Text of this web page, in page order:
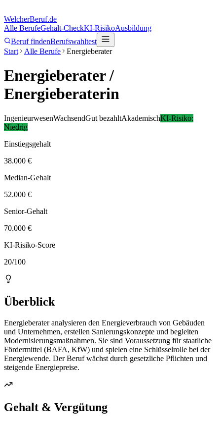
WelcherBeruf.de
Alle BerufeGehalt-CheckKI-RisikoAusbildung
Beruf findenBerufswahltest
Start
Alle Berufe Energieberater
Energieberater/
Energieberaterin
IngenieurwesenWachsendGut bezahltAkademischKI-Risiko:
Niedrig
Einstiegsgehalt
38.000 €
Median-Gehalt
52.000 €
Senior-Gehalt
70.000 €
KI-Risiko-Score
20/100
Überblick
Energieberater analysieren den Energieverbrauch von Gebäuden
und Unternehmen, erstellen Sanierungskonzepte und begleiten
Modernisierungsmaßnahmen. Sie sind Voraussetzung für staatliche
Fördermittel (BAFA, KfW) und spielen eine Schlüsselrolle bei der
Energiewende. Der Beruf wächst durch gesetzliche Pflichten und
steigende Energiepreise.
Gehalt & Vergütung